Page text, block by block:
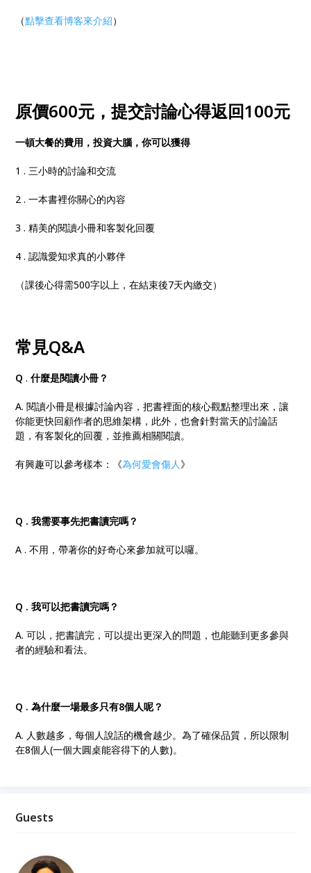
（點擊查看博客來介紹）
原價600元，提交討論心得返回100元
一頓大餐的費用，投資大腦，你可以獲得
1 . 三小時的討論和交流
2 . 一本書裡你關心的內容
3 . 精美的閱讀小冊和客製化回覆
4 . 認識愛知求真的小夥伴
（課後心得需500字以上，在結束後7天內繳交）
常見Q&A
Q .什麼是閱讀小冊？
A. 閱讀小冊是根據討論內容，把書裡面的核心觀點整理出來，讓
你能更快回顧作者的思維架構，此外，也會針對當天的討論話
題，有客製化的回覆，並推薦相關閱讀。
有興趣可以參考樣本：《為何愛會傷人》
Q .我需要事先把書讀完嗎？
A . 不用，帶著你的好奇心來參加就可以囉。
Q .我可以把書讀完嗎？
A. 可以，把書讀完，可以提出更深入的問題，也能聽到更多參與
者的經驗和看法。
Q .為什麼一場最多只有8個人呢？
A. 人數越多，每個人說話的機會越少。為了確保品質，所以限制
在8個人(一個大圓桌能容得下的人數)。
Guests